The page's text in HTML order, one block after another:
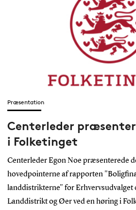
Præsentation
Centerleder
i Folketinget
Centerleder Egon Noe præsenterede
hovedpointerne af rapporten
landdistrikterne" for Erhvervsudvalget
Landdistrikt og Øer ved en høring i